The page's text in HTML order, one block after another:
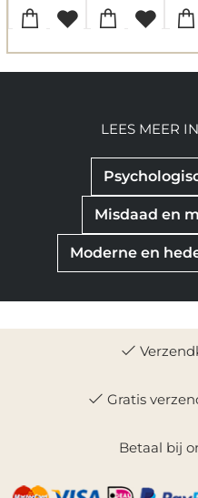
Misdaad en
Moderne en
LEES MEER
Gratis
Betaal bij